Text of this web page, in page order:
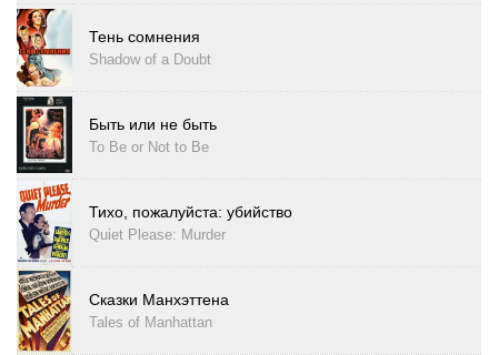
Тень сомнения
Shadow of a Doubt
Быть или не быть
To Be or Not to Be
Тихо, пожалуйста: убийство
Quiet Please: Murder
Сказки Манхэттена
Tales of Manhattan